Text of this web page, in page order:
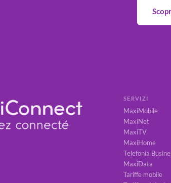
SERVIZI
MaxiMobile
MaxiNet
MaxiTV
MaxiHome
Telefonia
MaxiData
Tariffe mobile